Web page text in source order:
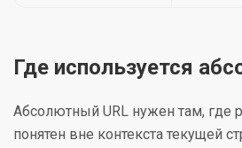
Где используется
Абсолютный URL нужен там, где
понятен вне контекста текущей